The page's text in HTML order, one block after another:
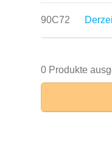
90C72
0 Produkte